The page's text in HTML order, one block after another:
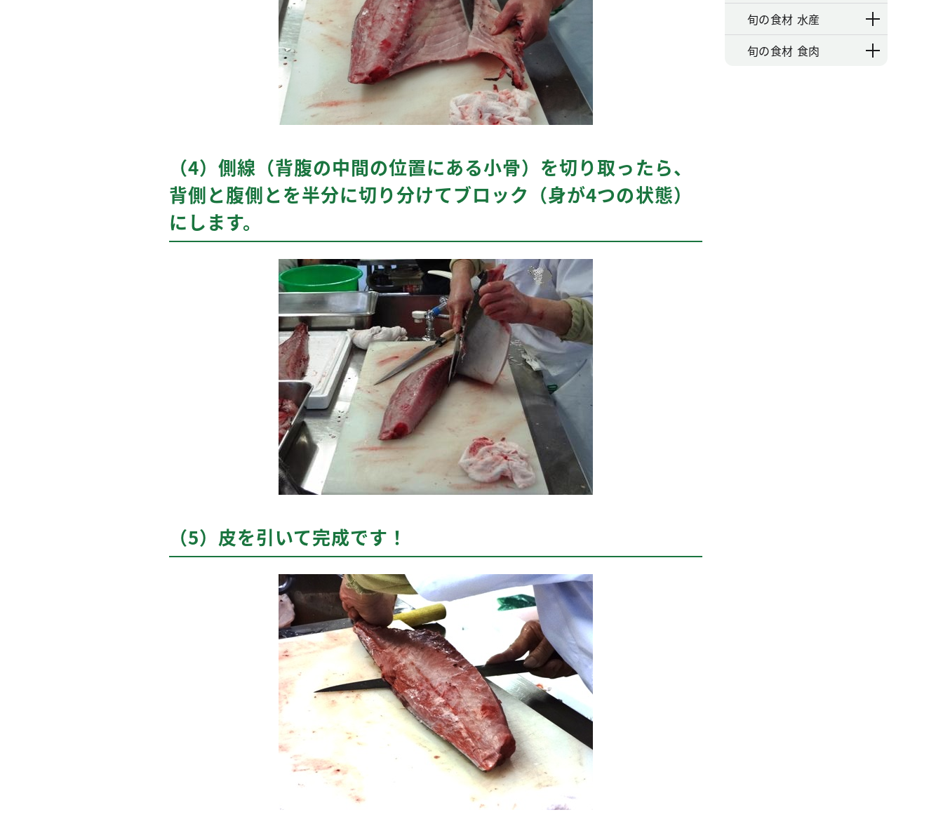
（4）側線（背腹の中間の位置にある小骨）を切り取ったら、
背側と腹側とを半分に切り分けてブロック（身が4つの状態）
にします。
（5）皮を引いて完成です！
旬の食材 水産
旬の食材 食肉